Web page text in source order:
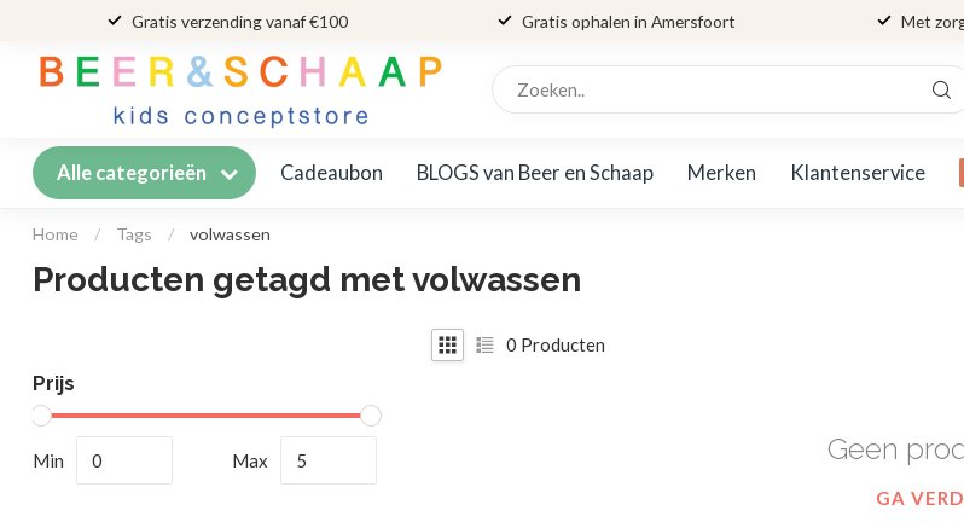
Gratis verzending vanaf €100 Gratis ophalen in Amersfoort Met
Alle categorieën Cadeaubon BLOGS van Beer en Schaap Merken Klantenservice
Home / Tags / volwassen
Producten getagd met volwassen
Prijs
Min Max
0 Producten
Geen
GA